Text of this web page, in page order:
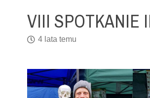
VIII SPOTKANIE
4 lata temu